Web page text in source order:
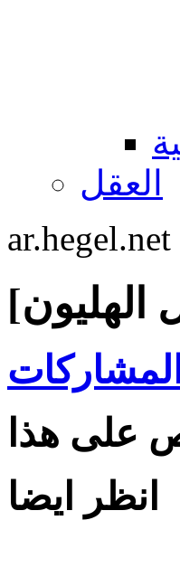
العقل
ar.hegel.net
المشاركات
على هذا
انظر ايضا